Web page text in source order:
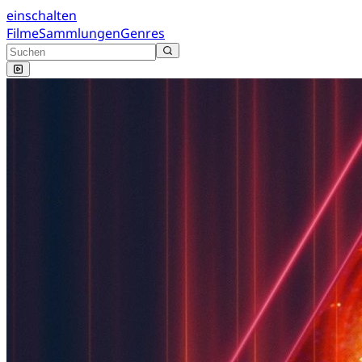
einschalten
FilmeSammlungenGenres